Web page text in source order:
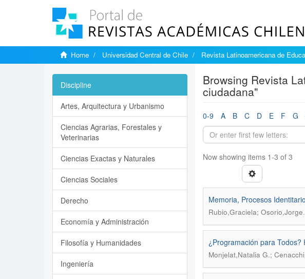
Home Universidad Central de Chile Revista Latinoamericana de
Browsing Revista
ciudadana"
0-9 A B C D E F G
Now showing items 1-3 of 3
Memoria, Procesos
Rubio,Graciela; Osorio,Jorge.
¿Programación para
Monjelat,Natalia G.;
Discipline
Artes, Arquitectura y Urbanismo
Ciencias Agrarias, Forestales y
Veterinarias
Ciencias Exactas y Naturales
Ciencias Sociales
Derecho
Economía y Administración
Filosofía y Humanidades
Ingeniería